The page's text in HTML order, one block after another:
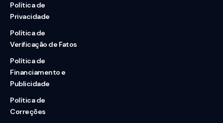
Política de
Privacidade
Política de
Verificação de Fatos
Política de
Financiamento e
Publicidade
Política de
Correções